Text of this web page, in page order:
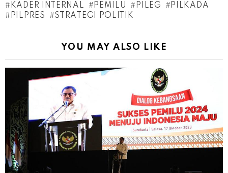
KADER INTERNAL
PEMILU PILEG
PILKADA
PILPRES
STRATEGI POLITIK
YOU MAY ALSO LIKE